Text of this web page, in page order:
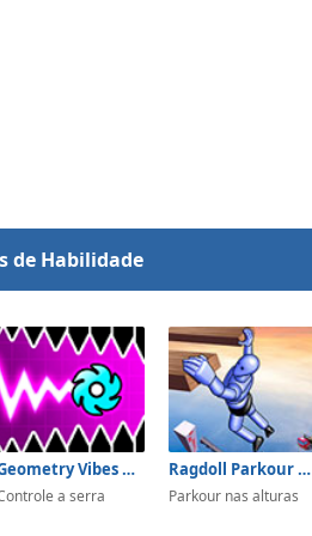
de Habilidade
Geometry Vibes X-Ball
a serra
Ragdoll Parkour Simulator
Parkour nas alturas